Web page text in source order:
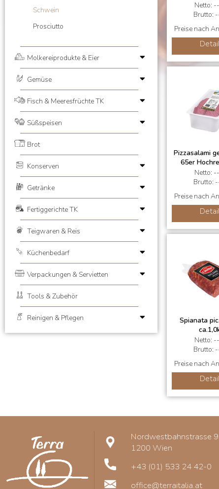
Schwein
Prosciutto
Molkereiprodukte & Eier
Gemüse
Fisch & Meeresfrüchte TK
Süßspeisen
Brot
Konserven
Getränke
Fertiggerichte TK
Teigwaren & Reis
Küchenbedarf
Verpackungen & Servietten
Tools & Zubehör
Reinigen & Pflegen
Netto:
Brutto:
Preise nach
Pizzasalami
65er
Netto:
Brutto:
Preise nach
Spianata
Netto:
Brutto:
Preise nach
Nordwestbahnstrasse
1200 Wien
+43 (01) 533 24 42-0
office@terraitalia.at